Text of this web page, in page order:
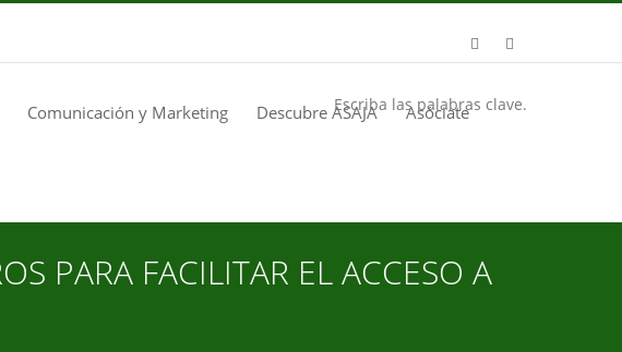
Comunicación y Marketing Descubre ASAJA Asóciate
Escriba las palabras clave.
PARA FACILITAR EL ACCESO A